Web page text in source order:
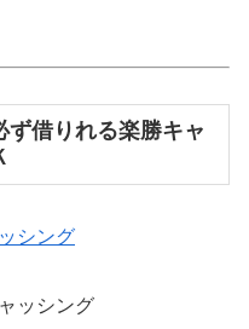
ず借りれる楽勝キャ
シング
ッシング